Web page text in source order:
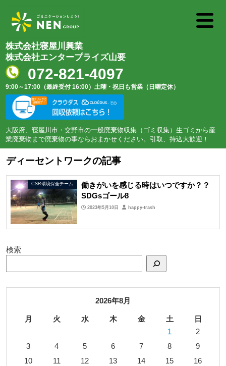
株式会社寝屋川興業
株式会社エンタープライズ山要
072-821-4097
9:00～17:00（最終受付 16:00） 土曜・祝日も営業（日曜定休）
大阪府、寝屋川市・交野市の一般廃棄物収集（ゴミ収集）生ゴミから産
業廃棄物まで廃棄物の事ならおまかせください。引取、持込大歓迎！
ディーセントワークの記事
CSR環境保全チーム
働きがいを感じる時はいつですか？？
SDGsゴール8
2023年5月10日 happy-trash
検索
2026年8月
月 火 水 木 金 土
日
1
2
3
4 5 6 7 8
9
10
11 12 13 14 15
16